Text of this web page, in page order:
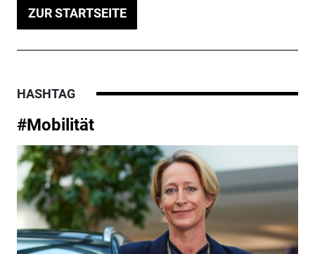
ZUR STARTSEITE
HASHTAG
#Mobilität